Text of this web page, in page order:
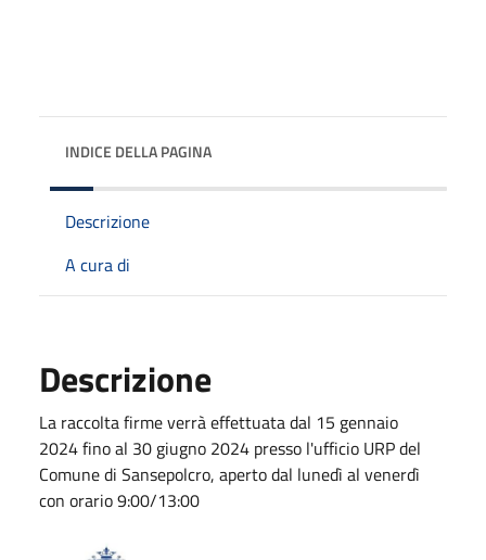
INDICE DELLA PAGINA
Descrizione
A cura di
Descrizione
La raccoltafirmeverrà effettuata dal 15 gennaio
2024fino al 30 giugno 2024 presso l'ufficio URP del
Comune di Sansepolcro, aperto dal lunedì al venerdì
con orario 9:00/13:00